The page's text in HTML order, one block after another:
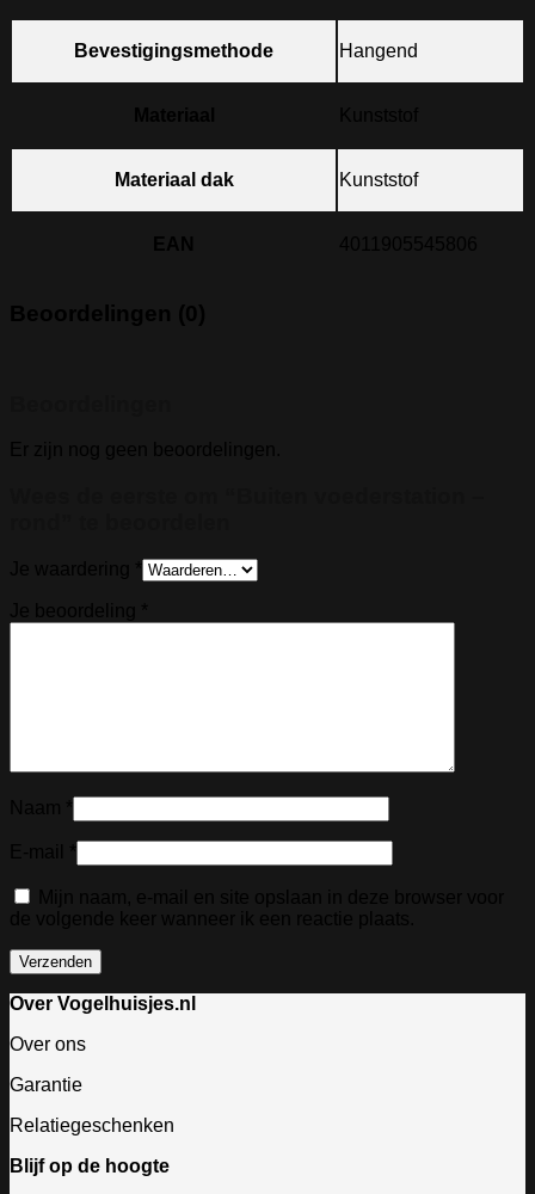
Bevestigingsmethode Hangend
Materiaal dak Kunststof
Over Vogelhuisjes.nl
Over ons
Garantie
Relatiegeschenken
Blijf op de hoogte